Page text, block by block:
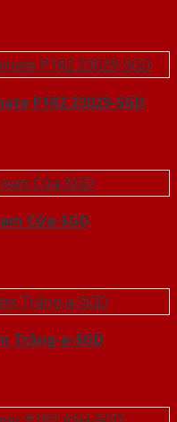
P1R2 23029-SGD
Cửa-SGD
Trắng-a-SGD